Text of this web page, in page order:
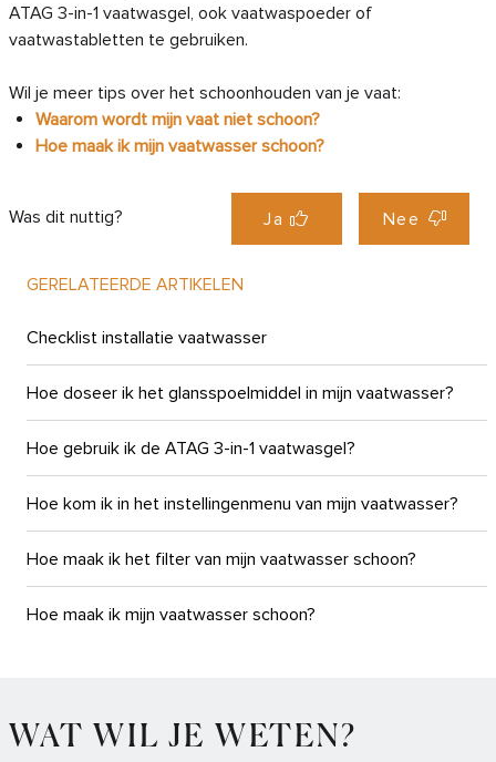
ATAG 3-in-1 vaatwasgel, ook vaatwaspoeder of
vaatwastabletten te gebruiken.
Wil je meer tips over het schoonhouden van je vaat:
Waarom wordt mijn vaat niet schoon?
Hoe maak ik mijn vaatwasser schoon?
Was dit nuttig? Ja Nee
GERELATEERDE ARTIKELEN
Checklist installatie vaatwasser
Hoe doseer ik het glansspoelmiddel in mijn vaatwasser?
Hoe gebruik ik de ATAG 3-in-1 vaatwasgel?
Hoe kom ik in het instellingenmenu van mijn vaatwasser?
Hoe maak ik het filter van mijn vaatwasser schoon?
Hoe maak ik mijn vaatwasser schoon?
Hoe stel ik het zoutgehalte van mijn vaatwasser in?
WAT WIL JE WETEN?